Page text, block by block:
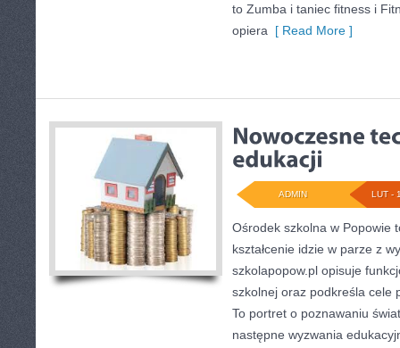
to Zumba i taniec fitness i
opiera [ Read More ]
LUT -
ADMIN
Ośrodek szkolna w Popowie
kształcenie idzie w parze z
szkolapopow.pl opisuje
szkolnej oraz podkreśla cele
To portret o poznawaniu
następne wyzwania